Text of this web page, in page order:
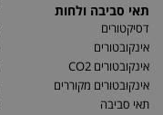
תאי סביבה ולחות
דסיקטורים
אינקובטורים
אינקובטורים CO2
אינקובטורים מקוררים
תאי סביבה